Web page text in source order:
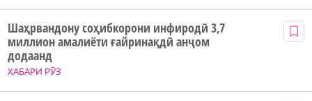
ХАБАРИ РӮЗ
Шаҳрвандону соҳибкорони инфиродӣ 3,7
миллион амалиёти ғайринақдӣ анҷом
додаанд